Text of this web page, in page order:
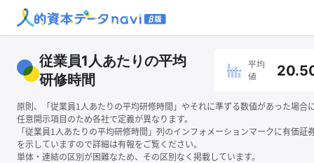
従業員1人あたりの平均
研修時間
平均
値
原則、「従業員1人あたりの平均研修時間」やそれに準ずる数値があった場合
任意開示項目のため各社で定義が異なります。
「従業員1人あたりの平均研修時間」列のインフォメーションマークに有価証
を示していますので詳細は有報をご覧ください。
単体・連結の区別が困難なため、その区別なく掲載しています。